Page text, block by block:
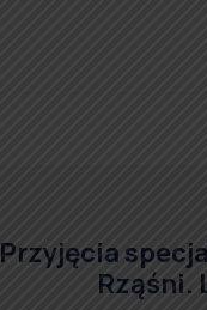
Przyjęcia
Rząśni.